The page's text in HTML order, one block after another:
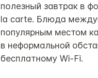
полезный завтрак в
la carte. Блюда
популярным местом
в неформальной
бесплатному Wi-Fi.